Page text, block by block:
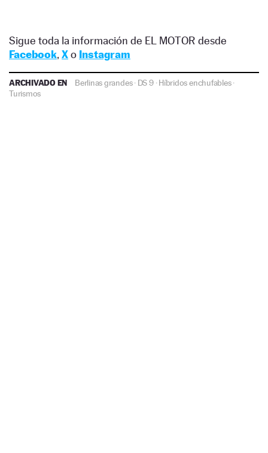
Sigue toda la información de EL MOTOR desde
Facebook, Xo Instagram
ARCHIVADO EN Berlinas grandes· DS 9·Híbridos enchufables·
Turismos